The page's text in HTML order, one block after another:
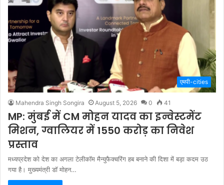
एमपी-cities
Mahendra Singh Songira August 5, 2026 0 41
MP: मुंबई में CM मोहन यादव का इन्वेस्टमेंट
मिशन, ग्वालियर में 1550 करोड़ का निवेश
प्रस्ताव
मध्यप्रदेश को देश का अगला टेलीकॉम मैन्युफैक्चरिंग हब बनाने की दिशा में बड़ा कदम उठ
गया है। मुख्यमंत्री डॉ मोहन…